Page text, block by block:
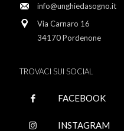
info@unghiedasogno.it
Via Carnaro 16
34170 Pordenone
TROVACI SUI SOCIAL
FACEBOOK
INSTAGRAM